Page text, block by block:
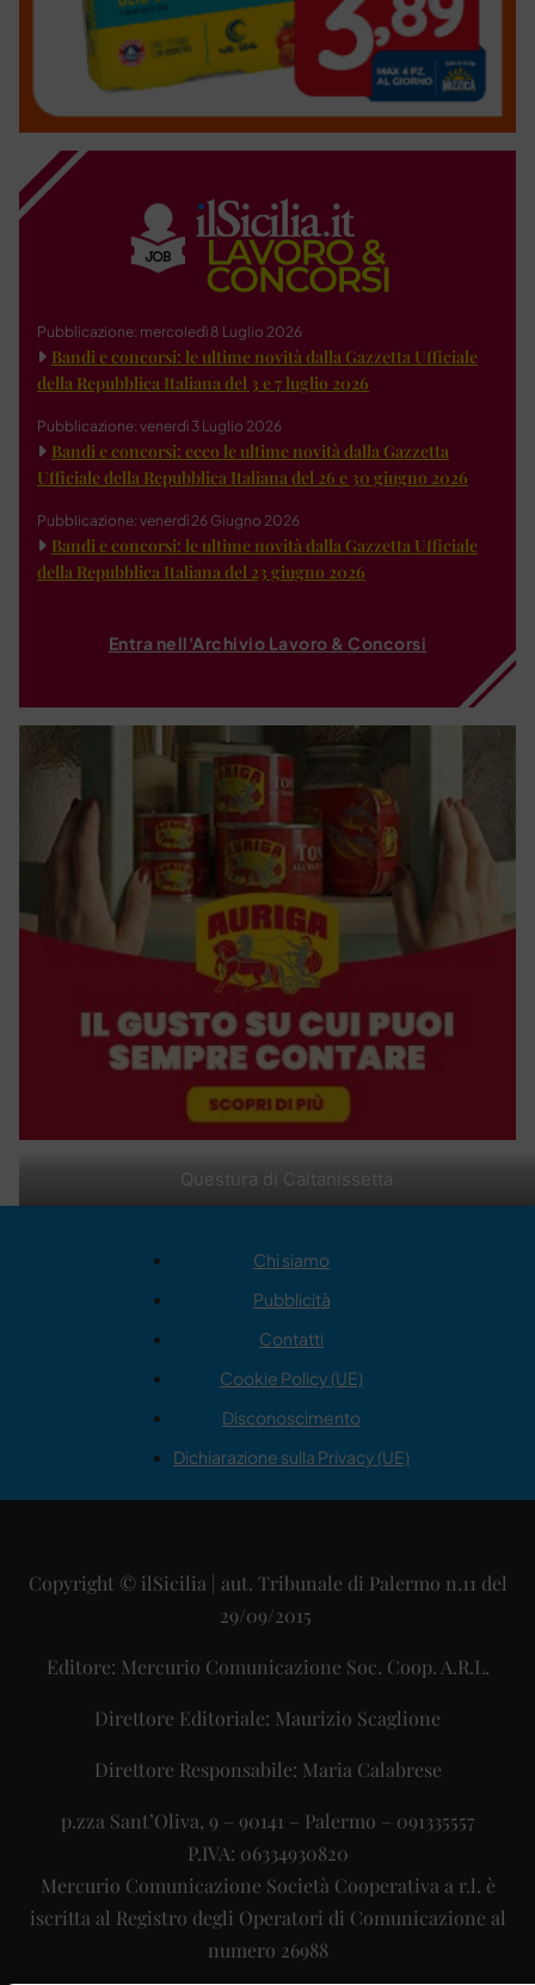
Questura di Caltanissetta
Pubblicazione: mercoledì 8 Luglio 2026
Bandi e concorsi: le ultime novità dalla Gazzetta Ufficiale
della Repubblica Italiana del 3 e 7 luglio 2026
Pubblicazione: venerdì 3 Luglio 2026
Bandi e concorsi: ecco le ultime novità dalla Gazzetta
Ufficiale della Repubblica Italiana del 26 e 30 giugno 2026
Pubblicazione: venerdì 26 Giugno 2026
Bandi e concorsi: le ultime novità dalla Gazzetta Ufficiale
della Repubblica Italiana del 23 giugno 2026
Entra nell'Archivio Lavoro & Concorsi
Chi siamo
Pubblicità
Contatti
Cookie Policy (UE)
Disconoscimento
Dichiarazione sulla Privacy (UE)
Copyright © ilSicilia | aut. Tribunale di Palermo n.11 del
29/09/2015
Editore: Mercurio Comunicazione Soc. Coop. A.R.L.
Direttore Editoriale: Maurizio Scaglione
Direttore Responsabile: Maria Calabrese
p.zza Sant’Oliva, 9 – 90141 – Palermo – 091335557
P.IVA: 06334930820
Mercurio Comunicazione Società Cooperativa a r.l. è
iscritta al Registro degli Operatori di Comunicazione al
numero 26988